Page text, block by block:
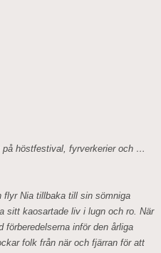
på höstfestival, fyrverkerier och …
flyr Nia tillbaka till sin sömniga
sitt kaosartade liv i lugn och ro. När
förberedelserna inför den årliga
folk från när och fjärran för att